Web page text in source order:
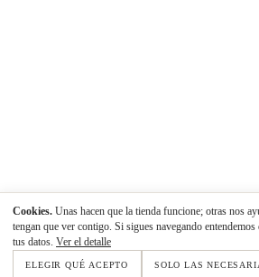
Cookies. Unas hacen que la tienda funcione; otras nos
tengan que ver contigo. Si sigues navegando
tus datos. Ver el detalle
ELEGIR QUÉ ACEPTO SOLO LAS